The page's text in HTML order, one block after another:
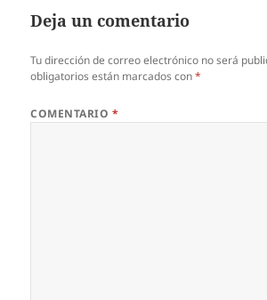
Deja un comentario
Tu dirección de correo electrónico no será
obligatorios están marcados con*
COMENTARIO *